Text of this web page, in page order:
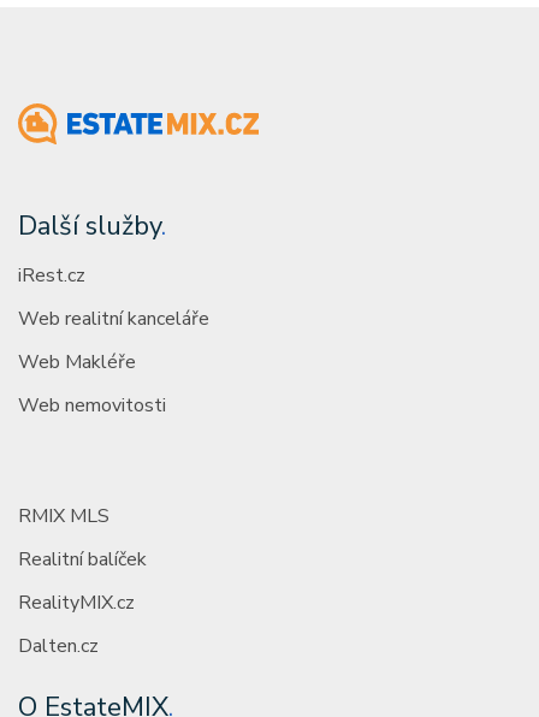
Další služby.
iRest.cz
Web realitní kanceláře
Web Makléře
Web nemovitosti
RMIX MLS
Realitní balíček
RealityMIX.cz
Dalten.cz
O EstateMIX.